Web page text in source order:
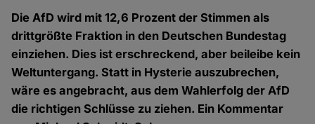
Die AfD wird mit 12,6 Prozent der Stimmen als
drittgrößte Fraktion in den Deutschen Bundestag
einziehen. Dies ist erschreckend, aber beileibe kein
Weltuntergang. Statt in Hysterie auszubrechen,
wäre es angebracht, aus dem Wahlerfolg der AfD
die richtigen Schlüsse zu ziehen. Ein Kommentar